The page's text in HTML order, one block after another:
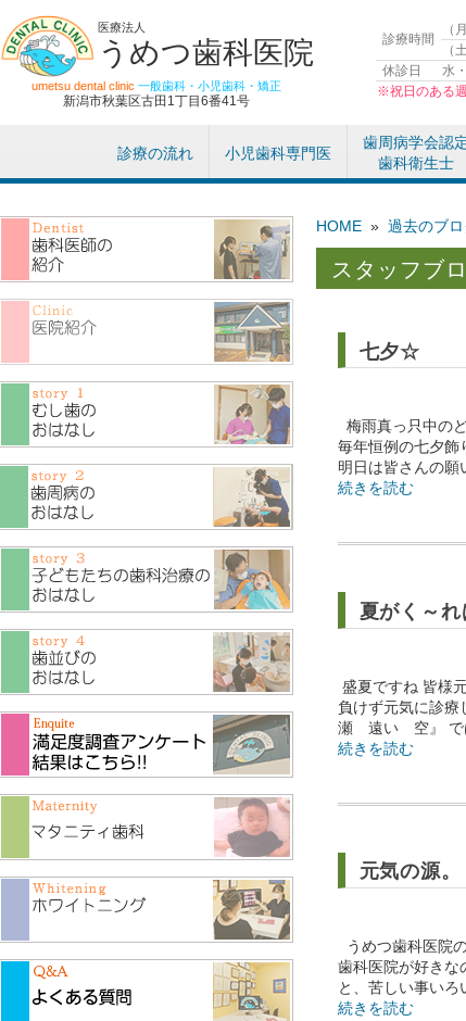
医療法人
うめつ歯科医院
umetsu dental clinic 一般歯科・小児歯科・矯正
新潟市秋葉区古田1丁目6番41号
診療時間
（
（
休診日
水
※祝日のある
診療の流れ 小児歯科専門医
歯周病学会認
歯科衛生士
HOME » 過去のブ
スタッフブ
七夕☆
梅雨真っ只中の
毎年恒例の七夕飾
明日は皆さんの
続きを読む
夏がく～
盛夏ですね 皆様
負けず元気に診療
瀬 遠い 空』 で
続きを読む
元気の源。
うめつ歯科医院
歯科医院が好きな
と、苦しい事い
続きを読む